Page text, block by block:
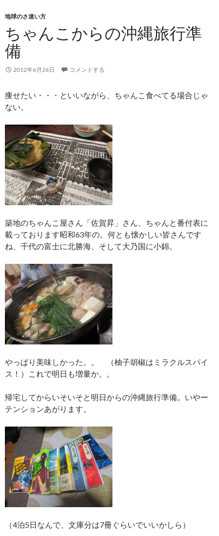
地球のさ迷い方
ちゃんこからの沖縄旅行準
備
2012年6月26日 コメントする
痩せたい・・・といいながら、ちゃんこ食べてる場合じゃ
ない。
築地のちゃんこ屋さん「佐賀昇」さん、ちゃんと番付表に
載っております昭和63年の。何とも懐かしい皆さんです
ね、千代の富士に北勝海、そして大乃国に小錦。
やっぱり美味しかった。。 （柚子胡椒はミラクルスパイ
ス！）これで明日も増量か。。
帰宅してからいそいそと明日からの沖縄旅行準備。いやー
テンションあがります。
（4泊5日なんで、文庫分は7冊ぐらいでいいかしら）